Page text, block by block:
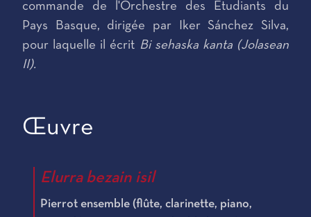
commande de l'Orchestre des Étudiants du
Pays Basque, dirigée par Iker Sánchez Silva,
pour laquelle il écrit Bi sehaska kanta (Jolasean
II).
Œuvre
Elurra bezain isil
Pierrot ensemble (flûte, clarinette, piano,